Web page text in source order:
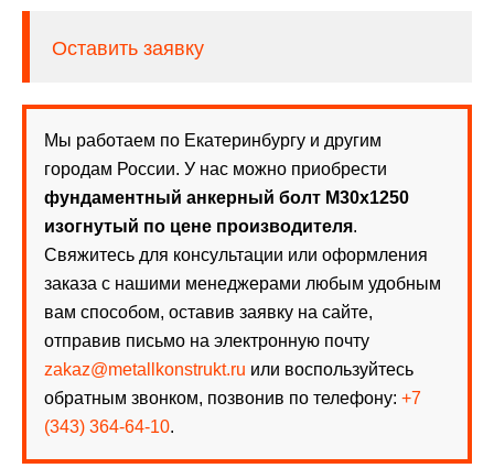
Оставить заявку
Мы работаем по Екатеринбургу и другим
городам России. У нас можно приобрести
фундаментный анкерный болт М30х1250
изогнутый по цене производителя.
Свяжитесь для консультации или оформления
заказа с нашими менеджерами любым удобным
вам способом, оставив заявку на сайте,
отправив письмо на электронную почту
zakaz@metallkonstrukt.ru или воспользуйтесь
обратным звонком, позвонив по телефону: +7
(343) 364-64-10.